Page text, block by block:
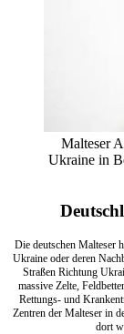
Malteser
Ukraine in
Die deutschen Malteser
Ukraine oder deren
Straßen Richtung
massive Zelte,
Rettungs- und
Zentren der Malteser in
dort